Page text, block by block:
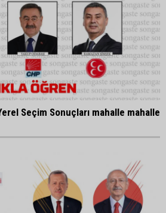
Seçim Sonuçları mahalle mahalle